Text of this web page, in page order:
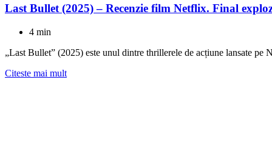
Last Bullet (2025) – Recenzie film Netflix. Final
4 min
„Last Bullet” (2025) este unul dintre thrillerele de acțiune lansate
Citeste mai mult